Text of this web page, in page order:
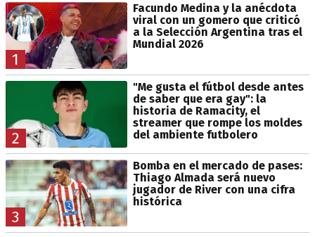
1
Facundo Medina y la anécdota
viral con un gomero que criticó
a la Selección Argentina tras el
Mundial 2026
2
"Me gusta el fútbol desde antes
de saber que era gay": la
historia de Ramacity, el
streamer que rompe los moldes
del ambiente futbolero
3
Bomba en el mercado de pases:
Thiago Almada será nuevo
jugador de River con una cifra
histórica